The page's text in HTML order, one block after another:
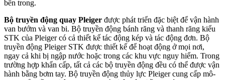
bên trong.
Bộ truyền động quay Pleiger được phát triển đặc biệt để vận hành
van bướm và van bi. Bộ truyền động bánh răng và thanh răng kiểu
STK của Pleiger có cả thiết kế tác động kép và tác động đơn. Bộ
truyền động Pleiger STK được thiết kế để hoạt động ở mọi nơi,
ngay cả khi bị ngập nước hoặc trong các khu vực nguy hiểm. Trong
trường hợp khẩn cấp, tất cả các bộ truyền động đều có thể được vận
hành bằng bơm tay. Bộ truyền động thủy lực Pleiger cung cấp mô-